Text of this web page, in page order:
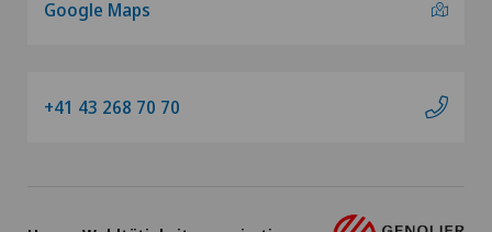
Google Maps
+41 43 268 70 70